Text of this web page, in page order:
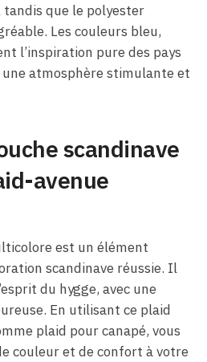
que le polyester
Les couleurs bleu,
l’inspiration pure des pays
atmosphère stimulante et
scandinave
avenue
est un élément
scandinave réussie. Il
du hygge, avec une
En utilisant ce plaid
plaid pour canapé, vous
couleur et de confort à votre